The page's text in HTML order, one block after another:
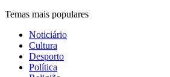
Temas mais populares
Noticiário
Cultura
Desporto
Política